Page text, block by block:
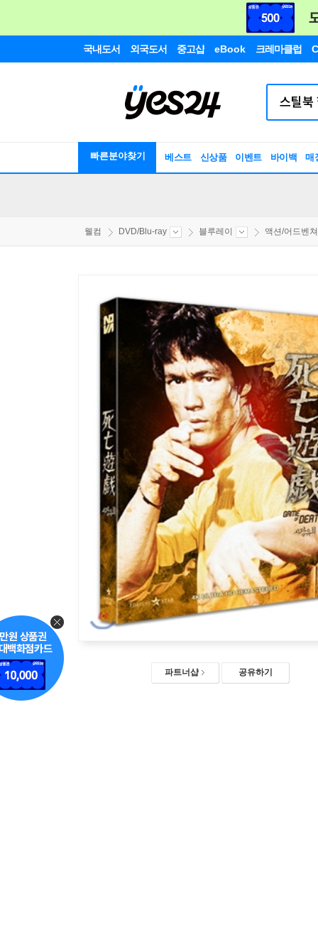
국내도서 외국도서 중고샵 eBook 크레마클럽
빠른분야찾기 베스트 신상품 이벤트 바이백 매
웰컴 DVD/Blu-ray 블루레이 액션/어드벤
파트너샵 공유하기